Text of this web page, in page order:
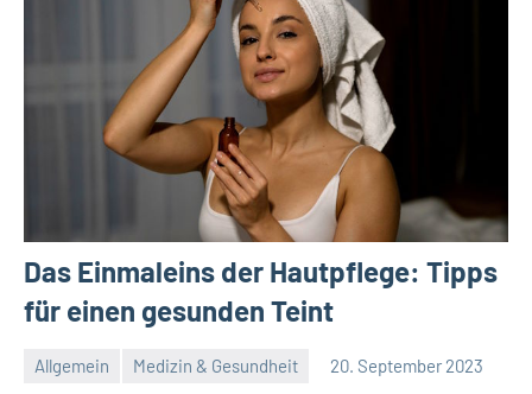
Das Einmaleins der Hautpflege: Tipps
für einen gesunden Teint
Allgemein Medizin & Gesundheit 20. September 2023
Redaktion
Keine